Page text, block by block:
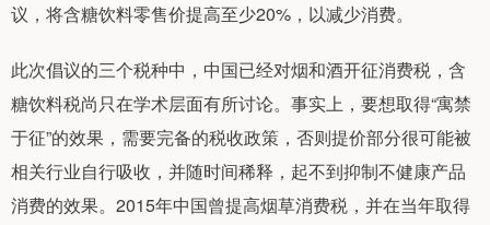
议，将含糖饮料零售价提高至少20%，以减少消费。
此次倡议的三个税种中，中国已经对烟和酒开征消费税，含
糖饮料税尚只在学术层面有所讨论。事实上，要想取得“寓禁
于征”的效果，需要完备的税收政策，否则提价部分很可能被
相关行业自行吸收，并随时间稀释，起不到抑制不健康产品
消费的效果。2015年中国曾提高烟草消费税，并在当年取得